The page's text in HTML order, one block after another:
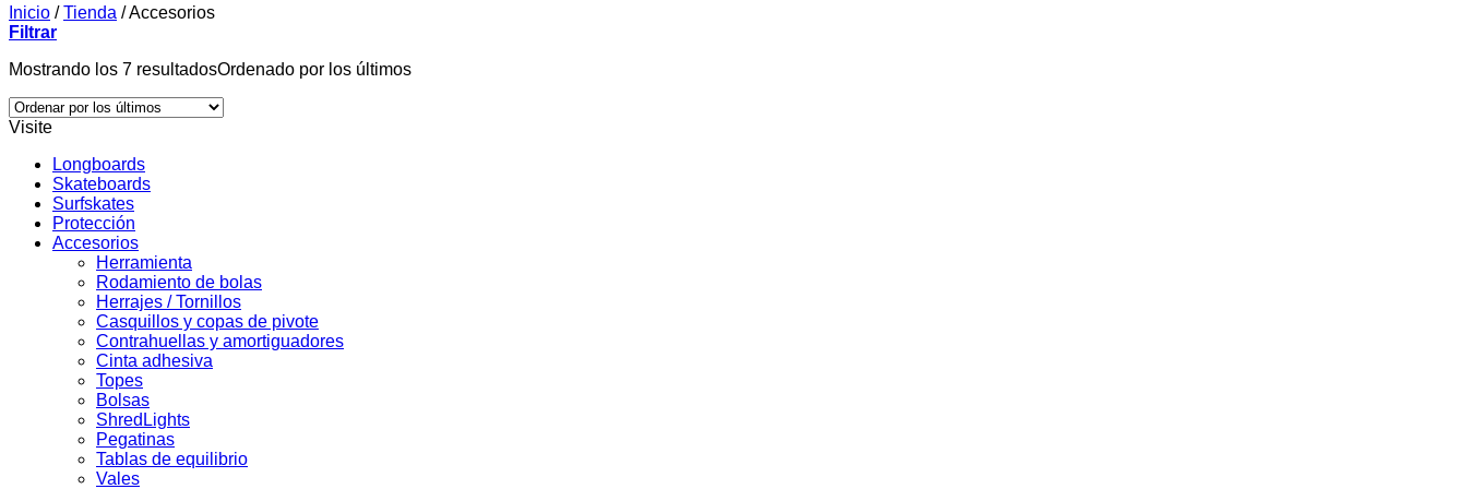
Inicio / Tienda /Accesorios
Filtrar
Mostrando los 7 resultadosOrdenado por los últimos
Visite
Longboards
Skateboards
Surfskates
Protección
Accesorios
Herramienta
Rodamiento de bolas
Herrajes / Tornillos
Casquillos y copas de pivote
Contrahuellas y amortiguadores
Cinta adhesiva
Topes
Bolsas
ShredLights
Pegatinas
Tablas de equilibrio
Vales